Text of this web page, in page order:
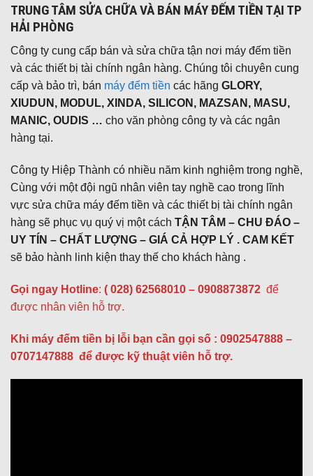
TRUNG TÂM SỬA CHỮA VÀ BÁN MÁY ĐẾM TIỀN TẠI TP
HẢI PHÒNG
Công ty cung cấp bán và sửa chữa tận nơi máy đếm tiền
và các thiết bị tài chính ngân hàng. Chúng tôi chuyên cung
cấp và bảo trì, bán máy đếm tiền các hãng GLORY,
XIUDUN, MODUL, XINDA, SILICON, MAZSAN, MASU,
MANIC, OUDIS … cho văn phòng công ty và các ngân
hàng tại.
Công ty Hiệp Thành có nhiều năm kinh nghiệm trong nghề,
Cùng với một đội ngũ nhân viên tay nghề cao trong lĩnh
vực sửa chữa máy đếm tiền và các thiết bị tài chính ngân
hàng sẽ phục vụ quý vị một cách TẬN TÂM – CHU ĐÁO –
UY TÍN – CHẤT LƯỢNG – GIÁ CẢ HỢP LÝ . CAM KẾT
sẽ bảo hành linh kiện thay thế cho khách hàng .
Gọi ngay Hotline: ( 028) 62568010 – 0908873872 để
được nhân viên hỗ trợ.
Khi máy đếm tiền bị lỗi bạn cần gọi số : 0902547888 –
0707147888 để được kỹ thuật viên hỗ trợ.